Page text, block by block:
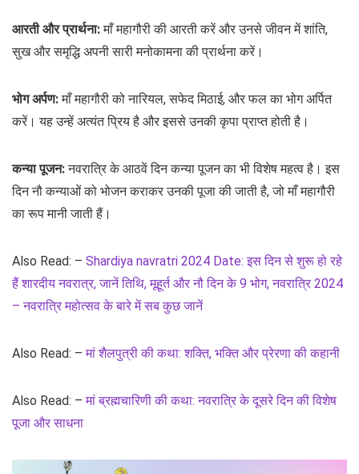
आरती और प्रार्थना:माँ महागौरी की आरती करें और उनसे जीवन में शांति,
सुख और समृद्धि अपनी सारी मनोकामना की प्रार्थना करें।
भोग अर्पण:माँ महागौरी को नारियल, सफेद मिठाई, और फल का भोग अर्पित
करें। यह उन्हें अत्यंत प्रिय है और इससे उनकी कृपा प्राप्त होती है।
कन्या पूजन:नवरात्रि के आठवें दिन कन्या पूजन का भी विशेष महत्व है। इस
दिन नौ कन्याओं को भोजन कराकर उनकी पूजा की जाती है, जो माँ महागौरी
का रूप मानी जाती हैं।
Also Read: – Shardiya navratri 2024 Date: इस दिन से शुरू हो रहे
हैं शारदीय नवरात्र, जानें तिथि, मूहूर्त और नौ दिन के 9 भोग, नवरात्रि 2024
– नवरात्रि महोत्सव के बारे में सब कुछ जानें
Also Read: –मां शैलपुत्री की कथा: शक्ति, भक्ति और प्रेरणा की कहानी
Also Read: –मां ब्रह्मचारिणी की कथा: नवरात्रि के दूसरे दिन की विशेष
पूजा और साधना